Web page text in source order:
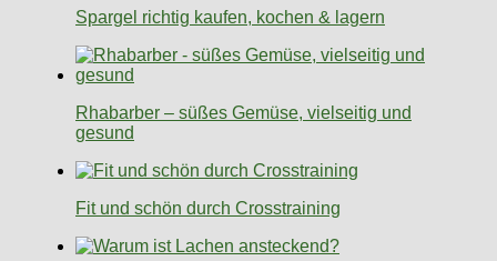
Spargel richtig kaufen, kochen & lagern
Rhabarber – süßes Gemüse, vielseitig und
gesund
Fit und schön durch Crosstraining